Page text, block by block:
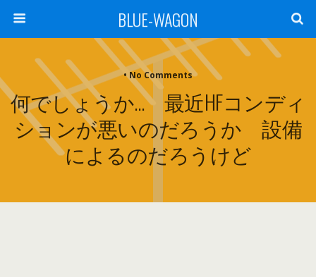
BLUE-WAGON
• No Comments
何でしょうか… 最近HFコンディ
ションが悪いのだろうか 設備
によるのだろうけど